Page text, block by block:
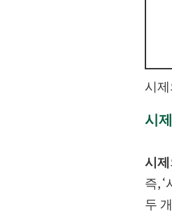
시
시
시제
즉,
두